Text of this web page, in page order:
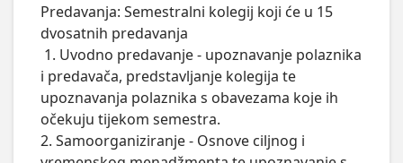
Predavanja: Semestralni kolegij koji će u 15
dvosatnih predavanja
i predavača, predstavljanje kolegija te
upoznavanja polaznika s obavezama koje ih
očekuju tijekom semestra.
2. Samoorganiziranje - Osnove ciljnog i